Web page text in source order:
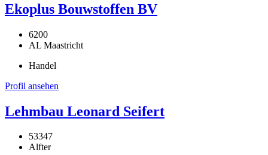
Ekoplus Bouwstoffen BV
6200
AL Maastricht
Handel
Profil ansehen
Lehmbau Leonard Seifert
53347
Alfter